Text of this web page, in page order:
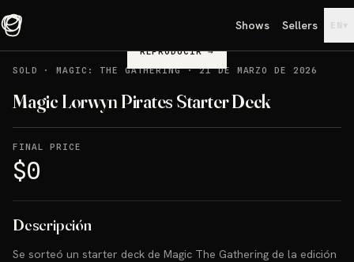
Shows Sellers EN ▾
REPRODUCIR→
SOLD
·MAGIC: THE GATHERING·21 DE MARZO DE 2026
Magic Lorwyn Pirates Starter Deck
FINAL PRICE
$0
Descripción
Se sorteó un starter deck de Magic The Gathering de la edición